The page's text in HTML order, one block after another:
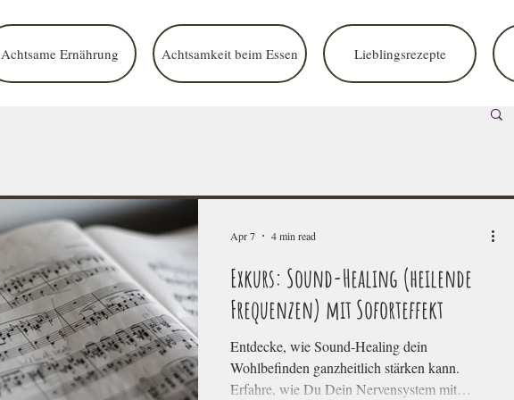
Achtsame Ernährung Achtsamkeit beim Essen Lieblingsrezepte
Exkurs: Sound-Healing (heilende
Frequenzen) mit Soforteffekt
Entdecke, wie Sound-Healing dein
Wohlbefinden ganzheitlich stärken kann.
Erfahre, wie Du Dein Nervensystem mit
Apr 7 4 min read